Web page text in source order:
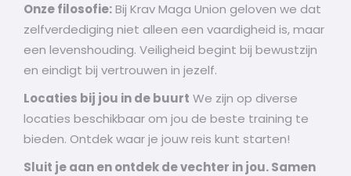
Onze filosofie:Bij Krav Maga Union geloven we dat
zelfverdediging niet alleen een vaardigheid is, maar
een levenshouding. Veiligheid begint bij bewustzijn
en eindigt bij vertrouwen in jezelf.
Locaties bij jou in de buurt We zijn op diverse
locaties beschikbaar om jou de beste training te
bieden. Ontdek waar je jouw reis kunt starten!
Sluit je aan en ontdek de vechter in jou. Samen